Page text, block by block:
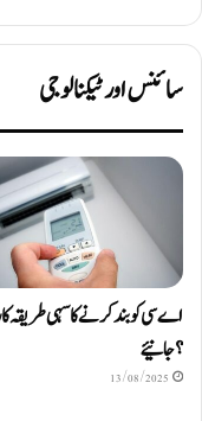
سائنس اور ٹیکنالوجی
اے سی کو بند کرنے کا سہی طریقہ
؟ جانیئے
13/08/2025